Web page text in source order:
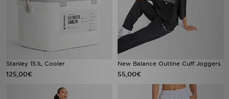
Stanley 15.1L Cooler
125,00€
New Balance Outline Cuff Joggers
55,00€